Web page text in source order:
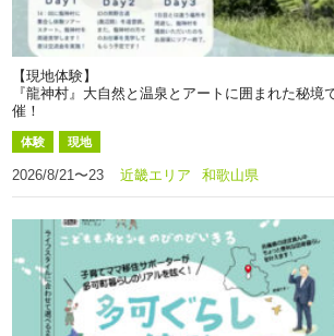
【現地体験】
『龍神村』大自然と温泉とアートに囲まれた秘境
催！
体験 現地
2026/8/21〜23 近畿エリア 和歌山県